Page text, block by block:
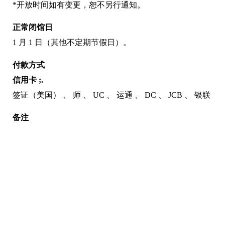
*开放时间如有变更，恕不另行通知。
正常闭馆日
1 月 1 日（其他不定期节假日）。
付款方式
信用卡 ;.
签证（美国）
师 UC 运通 DC JCB 银联
备注